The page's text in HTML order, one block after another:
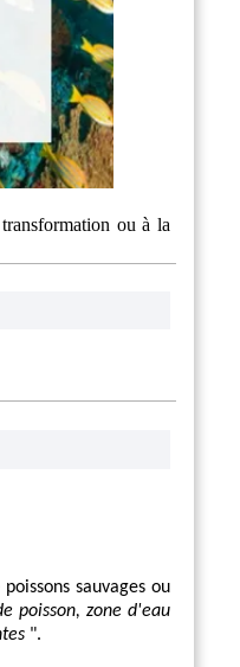
ou à la
sauvages ou
poisson, zone d'eau
".